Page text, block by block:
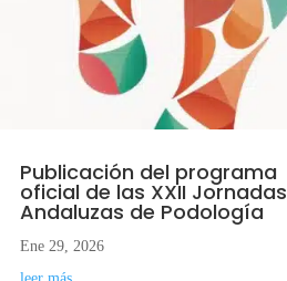
Publicación del programa
oficial de las XXII Jornadas
Andaluzas de Podología
Ene 29, 2026